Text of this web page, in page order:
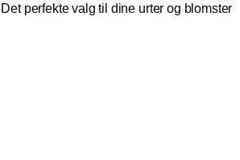
Det perfekte valg til dine urter og blomster